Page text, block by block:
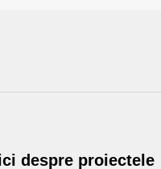
despre proiectele